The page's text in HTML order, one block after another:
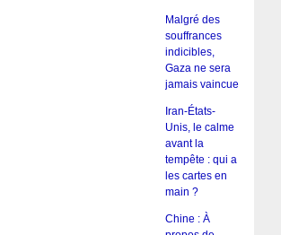
Malgré des
souffrances
indicibles,
Gaza ne sera
jamais vaincue
Iran-États-
Unis, le calme
avant la
tempête : qui a
les cartes en
main ?
Chine : À